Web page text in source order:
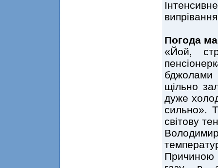
Погода
«Йой,
щільно
дуже
сильно».
світову
Причиною